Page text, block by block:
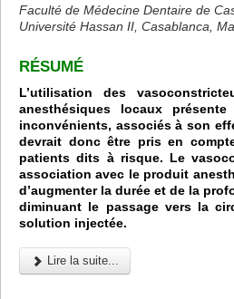
Faculté de Médecine Dentaire de
Université Hassan II, Casablanca,
RÉSUMÉ
L’utilisation des
anesthésiques locaux
inconvénients, associés à son
devrait donc être pris en
patients dits à risque. Le
association avec le produit
d’augmenter la durée et de la
diminuant le passage vers la
solution injectée.
Lire la suite...